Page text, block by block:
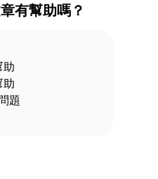
有幫助嗎？
助
助
題